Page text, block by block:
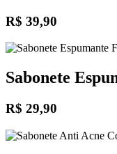
R$ 39,90
Sabonete
R$ 29,90